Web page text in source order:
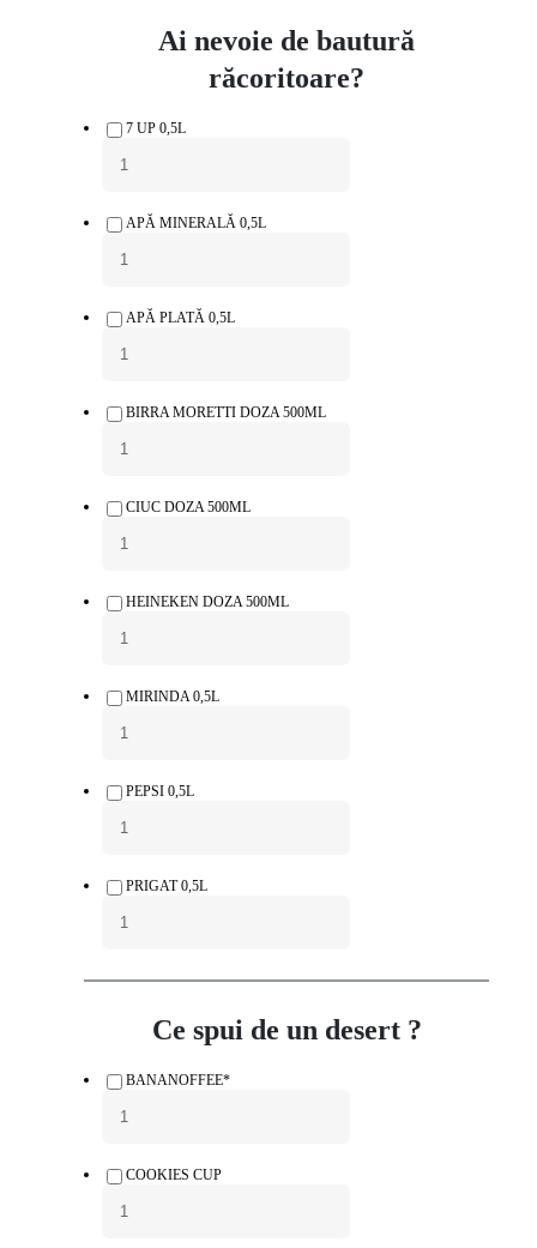
Ai nevoie de bautură
răcoritoare?
7 UP 0,5L
APĂ MINERALĂ 0,5L
APĂ PLATĂ 0,5L
BIRRA MORETTI DOZA 500ML
CIUC DOZA 500ML
HEINEKEN DOZA 500ML
MIRINDA 0,5L
PEPSI 0,5L
PRIGAT 0,5L
Ce spui de un desert ?
BANANOFFEE*
COOKIES CUP